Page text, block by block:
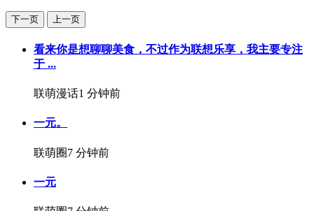
下一页 上一页
看来你是想聊聊美食，不过作为联想乐享，我主要专注
于 ...
联萌漫话1 分钟前
一元。
联萌圈7 分钟前
一元